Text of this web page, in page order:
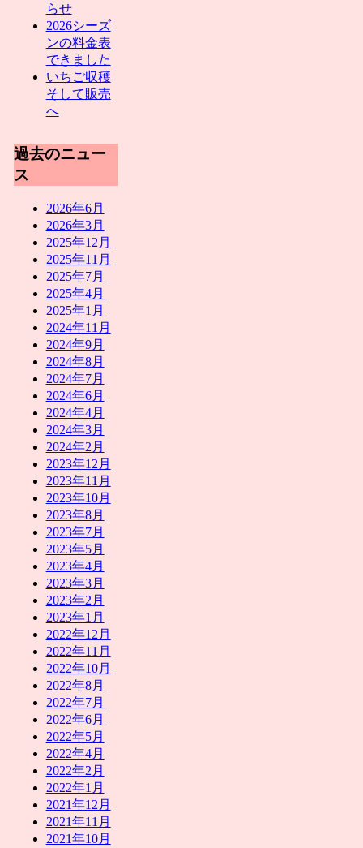
らせ
2026シーズ
ンの料金表
できました
いちご収穫
そして販売
へ
過去のニュー
ス
2026年6月
2026年3月
2025年12月
2025年11月
2025年7月
2025年4月
2025年1月
2024年11月
2024年9月
2024年8月
2024年7月
2024年6月
2024年4月
2024年3月
2024年2月
2023年12月
2023年11月
2023年10月
2023年8月
2023年7月
2023年5月
2023年4月
2023年3月
2023年2月
2023年1月
2022年12月
2022年11月
2022年10月
2022年8月
2022年7月
2022年6月
2022年5月
2022年4月
2022年2月
2022年1月
2021年12月
2021年11月
2021年10月